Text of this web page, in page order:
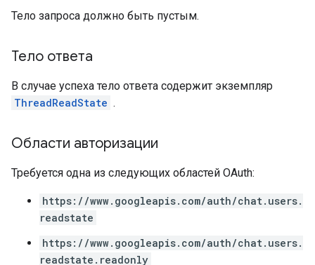
Тело запроса должно быть пустым.
Тело ответа
В случае успеха тело ответа содержит экземпляр
ThreadReadState .
Области авторизации
Требуется одна из следующих областей OAuth:
https://www.googleapis.com/auth/chat.users.
readstate
https://www.googleapis.com/auth/chat.users.
readstate.readonly